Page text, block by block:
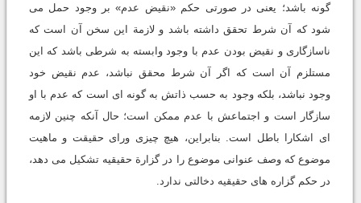
گونه باشد؛ یعنی در صورتی حکم «نقیض عدم» بر وجود حمل می
شود که آن شرط تحقق داشته باشد و لازمة این سخن آن است که
ناسازگاری و نقیض بودن عدم با وجود وابسته به شرطی باشد که این
مستلزم آن است که اگر آن شرط محقق نباشد، عدم نقیض خود
وجود نباشد، بلکه وجود به حسب ذاتش به گونه ای است که عدم با او
سازگار است و اجتماعش با عدم ممکن است؛ حال آنکه چنین لازمه
ای اشکارا باطل است. بنابراین، هیچ چیزی ورای حقیقت و ماهیت
موضوع که وصف عنوانی موضوع را در گزارة حقیقیه تشکیل می دهد،
در حکم گزاره های حقیقیه دخالتی ندارد.